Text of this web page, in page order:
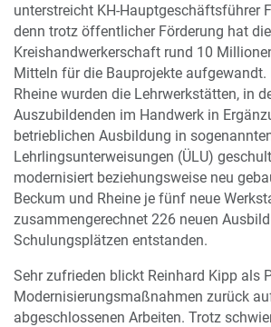
unterstreicht KH-Hauptgeschäftsführer
denn trotz öffentlicher Förderung hat die
Kreishandwerkerschaft rund 10
Mitteln für die Bauprojekte aufgewandt.
Rheine wurden die Lehrwerkstätten, in
Auszubildenden im Handwerk in
betrieblichen Ausbildung in
Lehrlingsunterweisungen (ÜLU)
modernisiert beziehungsweise neu
Beckum und Rheine je fünf neue
zusammengerechnet 226 neuen
Schulungsplätzen entstanden.
Sehr zufrieden blickt Reinhard Kipp als
Modernisierungsmaßnahmen zurück
abgeschlossenen Arbeiten. Trotz